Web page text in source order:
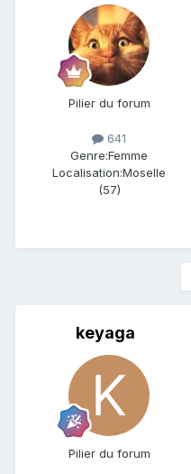
Pilier du forum
641
Genre:Femme
Localisation:Moselle
(57)
keyaga
Pilier du forum